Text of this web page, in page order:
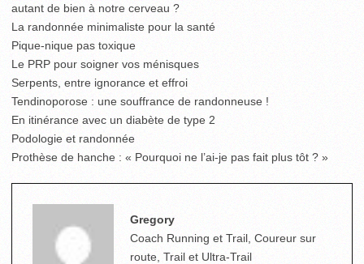
autant de bien à notre cerveau ?
La randonnée minimaliste pour la santé
Pique-nique pas toxique
Le PRP pour soigner vos ménisques
Serpents, entre ignorance et effroi
Tendinoporose : une souffrance de randonneuse !
En itinérance avec un diabète de type 2
Podologie et randonnée
Prothèse de hanche : « Pourquoi ne l’ai-je pas fait plus tôt ? »
Gregory
Coach Running et Trail, Coureur sur
route, Trail et Ultra-Trail